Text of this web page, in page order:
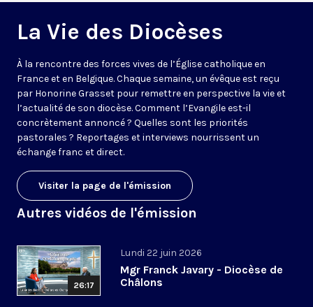
La Vie des Diocèses
À la rencontre des forces vives de l’Église catholique en
France et en Belgique. Chaque semaine, un évêque est reçu
par Honorine Grasset pour remettre en perspective la vie et
l’actualité de son diocèse. Comment l’Evangile est-il
concrètement annoncé ? Quelles sont les priorités
pastorales ? Reportages et interviews nourrissent un
échange franc et direct.
Visiter la page de l'émission
Autres vidéos de l'émission
26:17
Lundi 22 juin 2026
Mgr Franck Javary - Diocèse de
Châlons